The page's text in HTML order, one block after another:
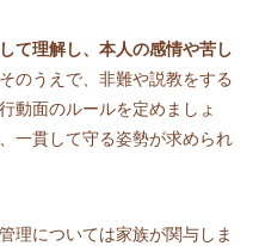
て理解し、本人の感情や苦し
そのうえで、非難や説教をする
動面のルールを定めましょ
一貫して守る姿勢が求められ
理については家族が関与しま